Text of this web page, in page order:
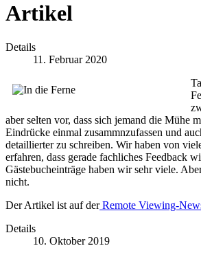
Artikel
Details
11. Februar 2020
aber selten vor, dass sich jemand die Mühe
Eindrücke einmal zusammnzufassen und
detaillierter zu schreiben. Wir haben von
erfahren, dass gerade fachliches Feedback
Gästebucheinträge haben wir sehr viele.
nicht.
Der Artikel ist auf derRemote Viewing-
Details
10. Oktober 2019